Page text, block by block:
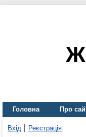
Головна Про
Вхід Реєстрація